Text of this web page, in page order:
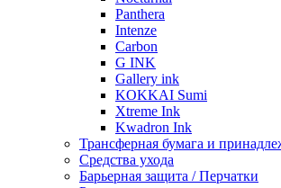
Panthera
Intenze
Carbon
G INK
Gallery ink
KOKKAI Sumi
Xtreme Ink
Kwadron Ink
Трансферная бумага и
Средства ухода
Барьерная защита / Перчатки